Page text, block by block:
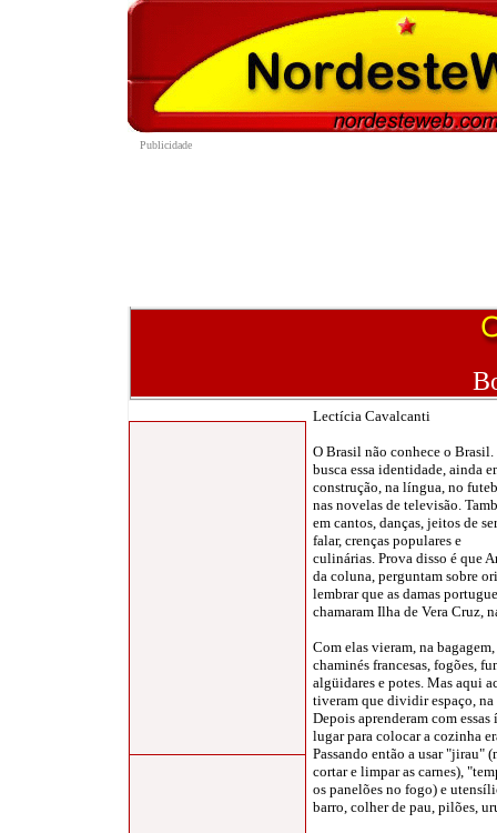
Lectícia Cavalcanti
O Brasil não conhece o Brasil.
busca essa identidade, ainda
construção, na língua, no
nas novelas de televisão.
em cantos, danças, jeitos de
falar, crenças populares e
culinárias. Prova disso é que
da coluna, perguntam sobre
lembrar que as damas
chamaram Ilha de Vera Cruz,
Com elas vieram, na
chaminés francesas, fogões,
algüidares e potes. Mas aqui
tiveram que dividir espaço, na
Depois aprenderam com
lugar para colocar a cozinha
Passando então a usar "jirau"
cortar e limpar as carnes),
os panelões no fogo) e
barro, colher de pau, pilões,